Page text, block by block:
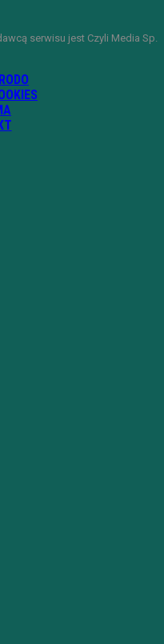
serwisu jest Czyli Media Sp.